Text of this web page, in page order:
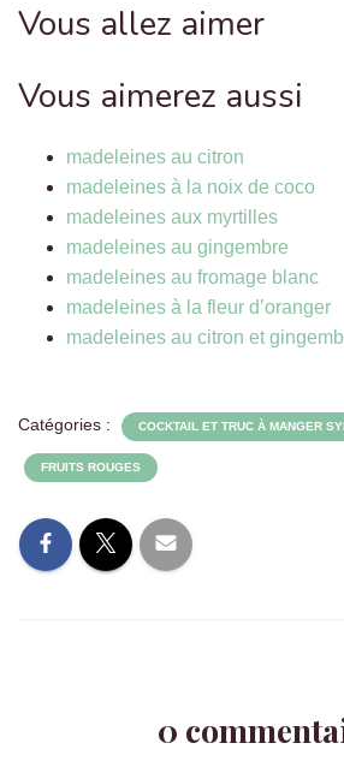
Vous allez aimer
Vous aimerez aussi
madeleines au citron
madeleines à la noix de coco
madeleines aux myrtilles
madeleines au gingembre
madeleines au fromage blanc
madeleines à la fleur d’oranger
madeleines au citron et
Catégories : COCKTAIL ET TRUC À MANGER
FRUITS ROUGES
0